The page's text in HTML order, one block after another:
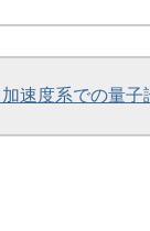
速度系での量